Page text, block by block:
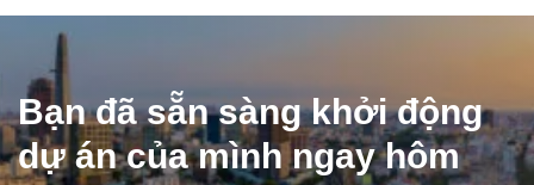
Bạn đã sẵn sàng khởi động
dự án của mình ngay hôm